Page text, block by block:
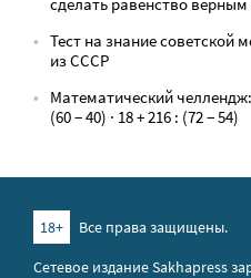
Тест на знание советской
из СССР
Математический
(60 − 40) · 18 + 216 : (72 − 54)
18+
Все права защищены.
Сетевое издание Sakhapress